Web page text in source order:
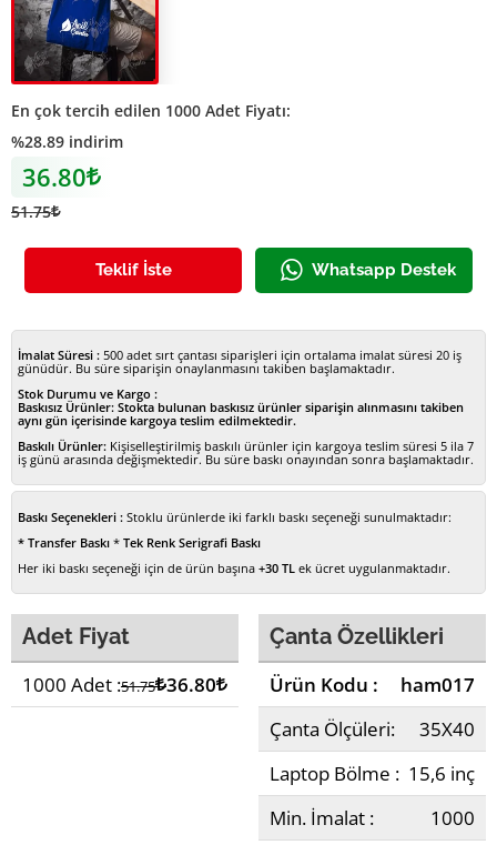
Renkli Hambez Çanta Acil
En çok tercih edilen 1000 Adet Fiyatı:
%28.89 indirim
36.80
51.75 Lira
Teklif İste Whatsapp Destek
İmalat Süresi : 500 adet sırt çantası siparişleri için ortalama imalat süresi 20 iş
günüdür. Bu süre siparişin onaylanmasını takiben başlamaktadır.
Stok Durumu ve Kargo :
Baskısız Ürünler: Stokta bulunan baskısız ürünler siparişin alınmasını takiben
aynı gün içerisinde kargoya teslim edilmektedir.
Baskılı Ürünler: Kişiselleştirilmiş baskılı ürünler için kargoya teslim süresi 5 ila 7
iş günü arasında değişmektedir. Bu süre baskı onayından sonra başlamaktadır.
Baskı Seçenekleri : Stoklu ürünlerde iki farklı baskı seçeneği sunulmaktadır:
* Transfer Baskı * Tek Renk Serigrafi Baskı
Her iki baskı seçeneği için de ürün başına +30 TL ek ücret uygulanmaktadır.
Adet Fiyat
1000 Adet :51.75 Lira
36.80
Çanta Özellikleri
Ürün Kodu :
ham017
Çanta Ölçüleri:
35X40
Laptop Bölme : 15,6 inç
Min. İmalat :
1000